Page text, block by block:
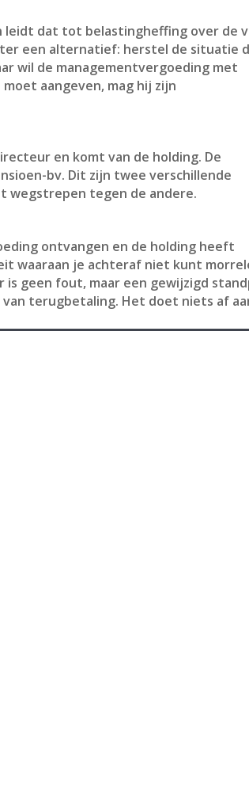
leidt dat tot belastingheffing over de
een alternatief: herstel de situatie
wil de managementvergoeding met
aangeven, mag hij zijn
en komt van de holding. De
bv. Dit zijn twee verschillende
wegstrepen tegen de andere.
ontvangen en de holding heeft
waaraan je achteraf niet kunt
geen fout, maar een gewijzigd
terugbetaling. Het doet niets af